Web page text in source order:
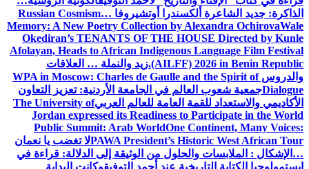
الذاكرة: جديد الشاعرة ألكسندرا أوتشيروفا Russian Cosmism…
Memory: A New Poetry Collection by Alexandra OchirovaWale
Okediran’s TENANTS OF THE HOUSE Directed by Kunle
Afolayan, Heads to African Indigenous Language Film Festival
(AILFF) 2026 in Benin Republic. زيد والنملة … العلاقات
والدروسWPA in Moscow: Charles de Gaulle and the Spirit of
Dialogueجمعية شعوب العالم في الجامعة الأردنية: تعزيز التعاون
الأكاديمي والاستعداد للقمة العامة للعالم العربيThe University of
Jordan expressed its Readiness to Participate in the World
Public Summit: Arab WorldOne Continent, Many Voices:
PAWA President’s Historic West African Tourلا تغضب يا نعمان
…الإشكال : الملابسات والحلول من الوثيقة إلى الدلالة: قراءة في